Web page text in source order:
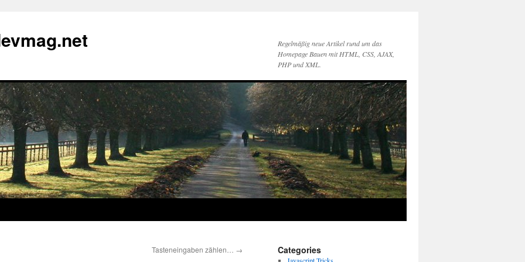
Regelmäßig neue Artikel rund um das
Homepage Bauen mit HTML, CSS, AJAX,
PHP und XML.
Tasteneingaben zählen… → Categories